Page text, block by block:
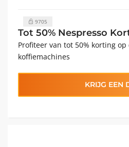
9705
Tot 50% Nespresso
Profiteer van tot 50% korting
koffiemachines
KRIJG EEN